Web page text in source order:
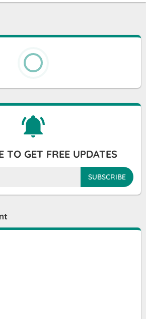
TO GET FREE UPDATES